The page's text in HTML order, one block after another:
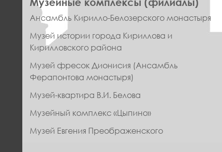
МЕНЮ
ФУТЕР
Ансамбль Кирилло-Белозерского монастыря
Музей истории города Кириллова и
Кирилловского района
Музей фресок Дионисия (Ансамбль
Ферапонтова монастыря)
Музей-квартира В.И. Белова
Музейный комплекс «Цыпино»
Музей Евгения Преображенского